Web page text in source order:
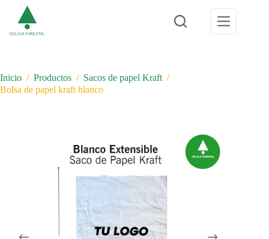
contenido
Inicio / Productos / Sacos de papel Kraft /
Bolsa de papel kraft blanco